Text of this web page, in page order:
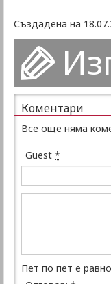
Създадена на
Коментари
Все още няма
Guest *
Пет по пет е